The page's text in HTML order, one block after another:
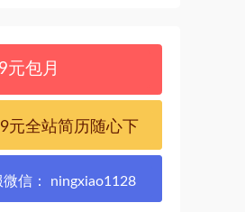
元包月
元全站简历随心下
微信： ningxiao1128